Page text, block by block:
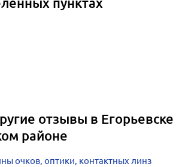
отзывы в Егорьевске
районе
очков, оптики, контактных линз